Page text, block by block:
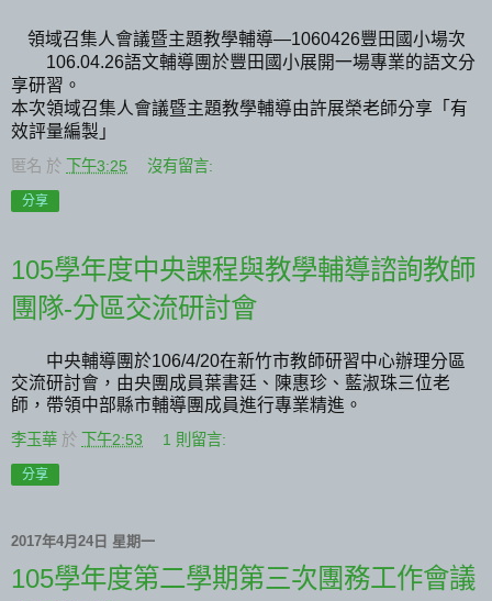
領域召集人會議暨主題教學輔導—1060426豐田國小場次
106.04.26語文輔導團於豐田國小展開一場專業的語文分
享研習。
本次領域召集人會議暨主題教學輔導由許展榮老師分享「有
效評量編製」
匿名 於 下午3:25 沒有留言:
分享
105學年度中央課程與教學輔導諮詢教師
團隊-分區交流研討會
中央輔導團於106/4/20在新竹市教師研習中心辦理分區
交流研討會，由央團成員葉書廷、陳惠珍、藍淑珠三位老
師，帶領中部縣市輔導團成員進行專業精進。
李玉華 於 下午2:53 1 則留言:
分享
2017年4月24日 星期一
105學年度第二學期第三次團務工作會議